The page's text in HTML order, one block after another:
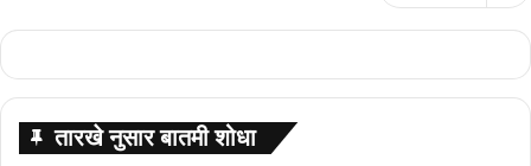
तारखे नुसार बातमी शोधा